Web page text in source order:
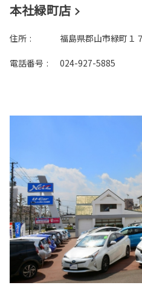
本社緑町店
住所 : 福島県郡山市緑町１
電話番号 : 024-927-5885